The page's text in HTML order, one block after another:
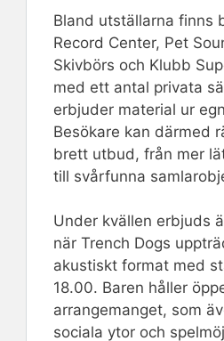
Bland utställarna finns
Record Center, Pet
Skivbörs och Klubb
med ett antal privata
erbjuder material ur
Besökare kan därmed
brett utbud, från mer
till svårfunna
Under kvällen erbjuds
när Trench Dogs
akustiskt format med
18.00. Baren håller
arrangemanget, som
sociala ytor och